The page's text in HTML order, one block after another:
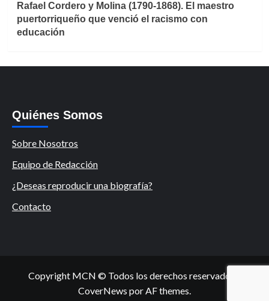
Rafael Cordero y Molina (1790-1868). El maestro
puertorriqueño que venció el racismo con
educación
Quiénes Somos
Sobre Nosotros
Equipo de Redacción
¿Deseas reproducir una biografía?
Contacto
Copyright MCN © Todos los derechos reservados.
CoverNews por AF themes.